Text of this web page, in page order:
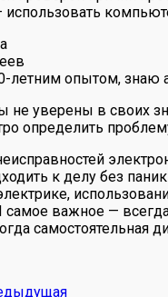
использовать
летним опытом, знаю
не уверены в своих
определить
к делу без
важное —
самостоятельная